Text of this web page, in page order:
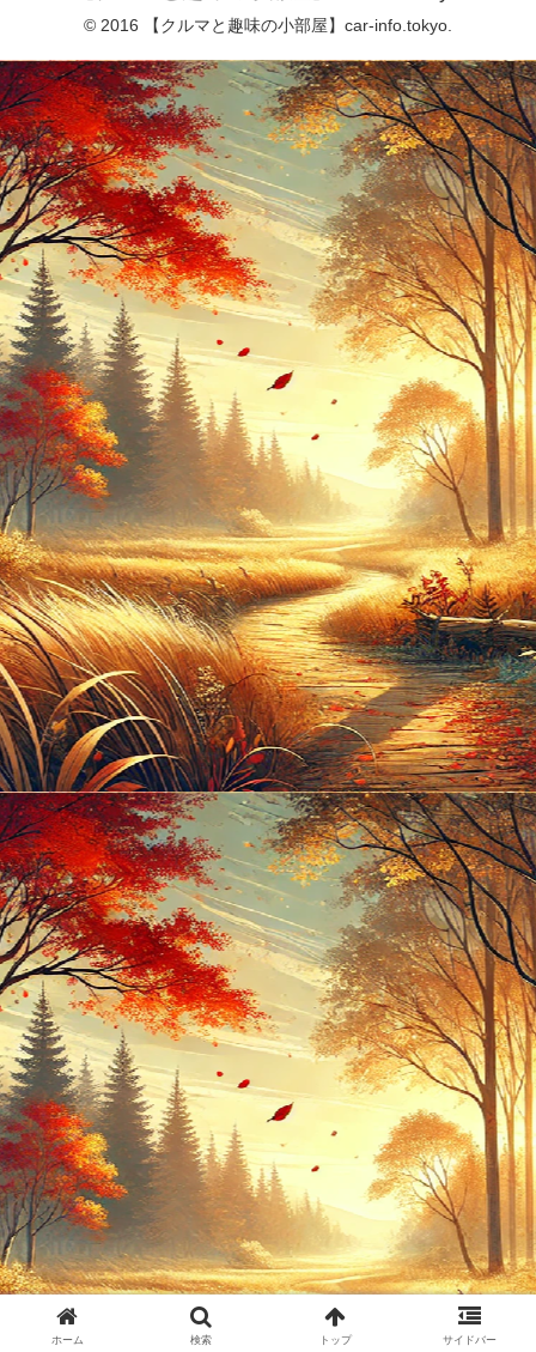
© 2016 【クルマと趣味の小部屋】car-info.tokyo.
ホーム 検索 トップ サイドバー